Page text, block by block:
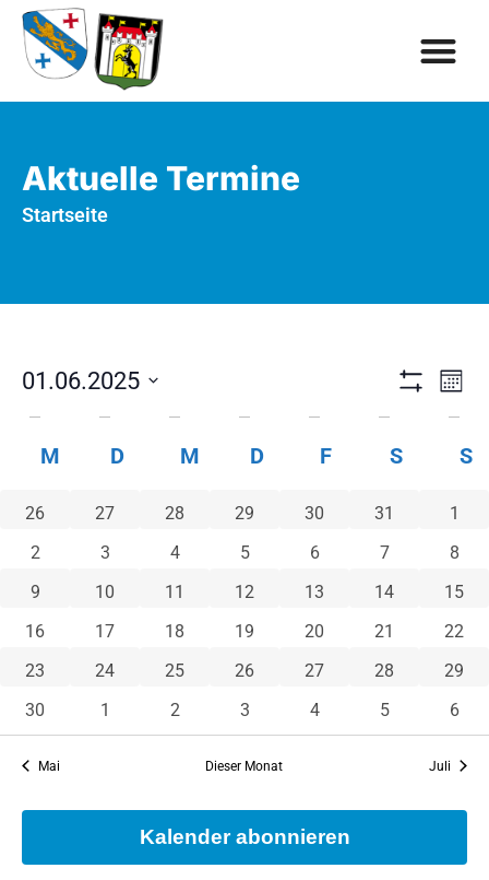
Aktuelle Termine
Startseite
01.06.2025
vonM D M D F S S
2 Veranstaltungen
26 2 Veranstaltungen
27 2 Veranstaltungen
28 2 Veranstaltungen
29 2 Veranstaltungen
30 2
31 0
1
0 Veranstaltungen
2 0 Veranstaltungen
3 0 Veranstaltungen
4 0 Veranstaltungen
5 0 Veranstaltungen
6 1
7 0
8
0 Veranstaltungen
9 1 Veranstaltung
10 1 Veranstaltung
11 1 Veranstaltung
12 1 Veranstaltung
13 1
14 1
15
1 Veranstaltung
16 1 Veranstaltung
17 1 Veranstaltung
18 1 Veranstaltung
19 1 Veranstaltung
20 1
21 1
22
1 Veranstaltung
23 1 Veranstaltung
24 1 Veranstaltung
25 1 Veranstaltung
26 1 Veranstaltung
27 1
28 1
29
1 Veranstaltung
30 0 Veranstaltungen
1 0 Veranstaltungen
2 0 Veranstaltungen
3 0 Veranstaltungen
4 1
5 0
6
Mai Dieser Monat Juli
Kalender abonnieren